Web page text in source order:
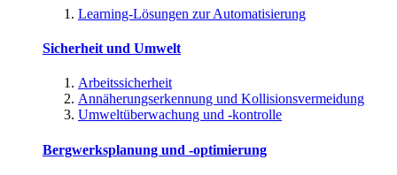
Learning-Lösungen zur Automatisierung
Sicherheit und Umwelt
Arbeitssicherheit
Annäherungserkennung und Kollisionsvermeidung
Umweltüberwachung und -kontrolle
Bergwerksplanung und -optimierung